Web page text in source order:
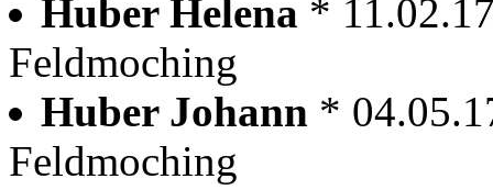
Huber Helena *
Feldmoching
Huber Johann *
Feldmoching